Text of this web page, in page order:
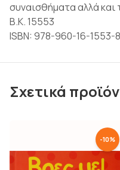
συναισθήματα αλλά και
Β.Κ. 15553
ISBN: 978-960-16-1553-8
Σχετικά
-10%